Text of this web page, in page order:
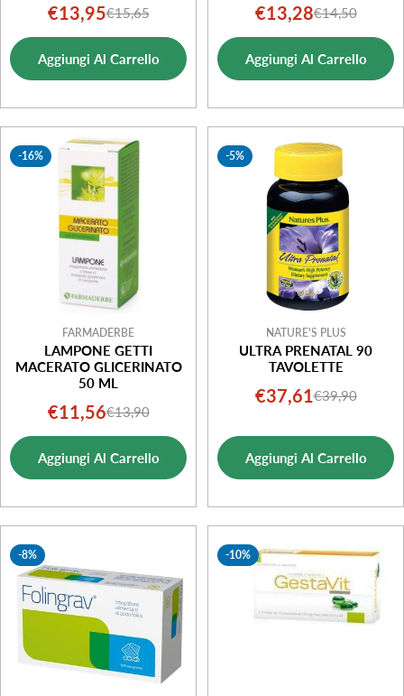
Prezzo
di
vendita
€13,95Prezzo
normale
€15,65
Aggiungi Al Carrello
EFFERVESCENTI
Prezzo
di
vendita
€13,28Prezzo
normale
€14,50
Aggiungi Al Carrello
-16%
FARMADERBE
LAMPONE GETTI
MACERATO GLICERINATO
50 ML
Prezzo
di
vendita
€11,56Prezzo
normale
€13,90
Aggiungi Al Carrello
-5%
NATURE'S PLUS
ULTRA PRENATAL 90
TAVOLETTE
Prezzo
vendita
€37,61Prezzo
€39,90
Aggiungi Al Carrello
-8% -10%